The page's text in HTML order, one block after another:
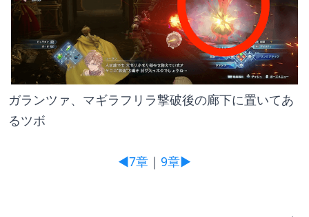
ガランツァ、マギラフリラ撃破後の廊下に置いてあ
るツボ
◀7章 ｜ 9章▶